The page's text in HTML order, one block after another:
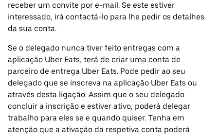
receber um convite por e-mail. Se este estiver
interessado, irá contactá-lo para lhe pedir os detalhes
da sua conta.
Se o delegado nunca tiver feito entregas com a
aplicação Uber Eats, terá de criar uma conta de
parceiro de entrega Uber Eats. Pode pedir ao seu
delegado que se inscreva na aplicação Uber Eats ou
através desta ligação. Assim que o seu delegado
concluir a inscrição e estiver ativo, poderá delegar
trabalho para eles se e quando quiser. Tenha em
atenção que a ativação da respetiva conta poderá